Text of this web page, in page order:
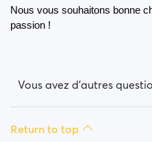
Nous vous souhaitons bonne
passion !
Vous avez d’autres
Return to top